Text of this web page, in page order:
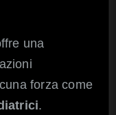
una
forza come
.